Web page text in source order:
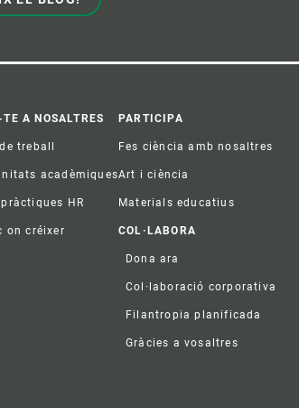
A NOSALTRES
treball
acadèmiques
pràctiques HR
on créixer
PARTICIPA
Fes ciència amb nosaltres
Art i ciència
Materials educatius
COL·LABORA
Dona ara
Col·laboració corporativa
Filantropia planificada
Gràcies a vosaltres